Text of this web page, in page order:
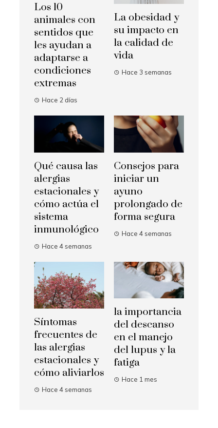
Los 10
animales con
sentidos que
les ayudan a
adaptarse a
condiciones
extremas
Hace 2 días
La obesidad y
su impacto en
la calidad de
vida
Hace 3 semanas
Qué causa las
alergias
estacionales y
cómo actúa el
sistema
inmunológico
Hace 4 semanas
Consejos para
iniciar un
ayuno
prolongado de
forma segura
Hace 4 semanas
Síntomas
frecuentes de
las alergias
estacionales y
cómo aliviarlos
Hace 4 semanas
la importancia
del descanso
en el manejo
del lupus y la
fatiga
Hace 1 mes